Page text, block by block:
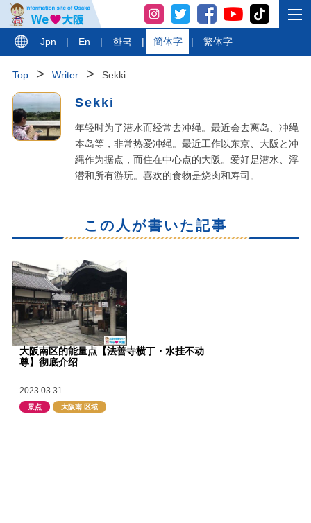
Jpn | En | 한국 | 簡体字 | 繁体字
Top Writer Sekki
Sekki
年轻时为了潜水而经常去冲绳。最近会去离岛、冲绳
本岛等，非常热爱冲绳。最近工作以东京、大阪と冲
縄作为据点，而住在中心点的大阪。爱好是潜水、浮
潜和所有游玩。喜欢的食物是烧肉和寿司。
この人が書いた記事
大阪南区的能量点【法善寺横丁・水挂不动
尊】彻底介绍
2023.03.31
景点 大阪南 区域